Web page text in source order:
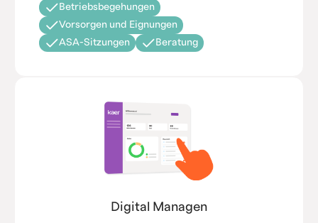
Betriebsbegehungen
Vorsorgen und Eignungen
ASA-Sitzungen
Beratung
Digital Managen